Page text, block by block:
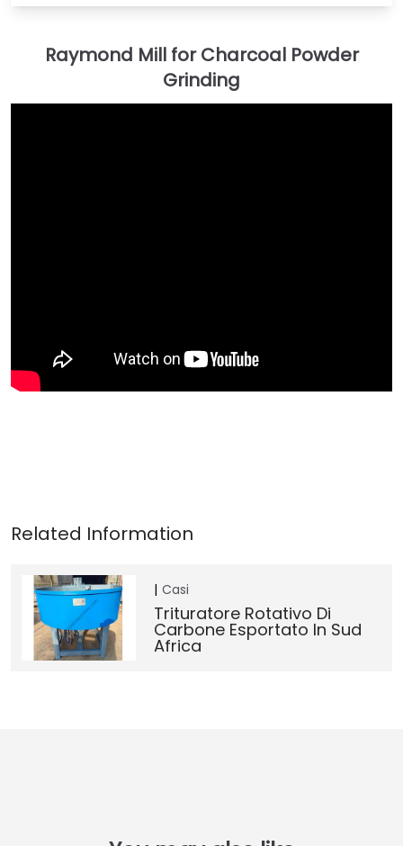
Casi
Trituratore Rotativo Di
Carbone Esportato In Sud
Africa